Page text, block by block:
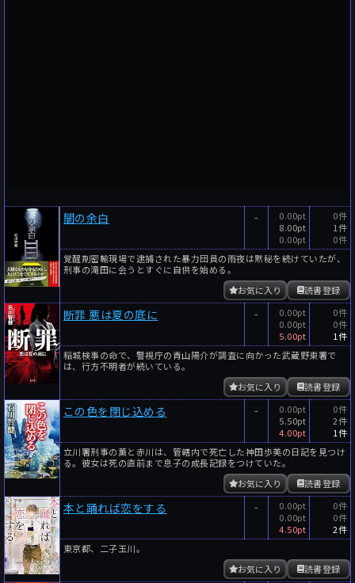
闇の余白 -
0.00pt
8.00pt
0.00pt
0件
1件
0件
覚醒剤密輸現場で逮捕された暴力団員の雨夜は黙秘を続けていたが、
刑事の滝田に会うとすぐに自供を始める。
読書登録
お気に入り
断罪 悪は夏の底に -
0.00pt
0.00pt
5.00pt
0件
0件
1件
稲城検事の命で、警視庁の青山陽介が調査に向かった武蔵野東署で
は、行方不明者が続いている。
読書登録
お気に入り
この色を閉じ込める -
0.00pt
5.50pt
4.00pt
0件
2件
1件
立川署刑事の薫と赤川は、管轄内で死亡した神田歩美の日記を見つけ
る。彼女は死の直前まで息子の成長記録をつけていた。
読書登録
お気に入り
本と踊れば恋をする -
0.00pt
0.00pt
4.50pt
0件
0件
2件
東京都、二子玉川。
読書登録
お気に入り